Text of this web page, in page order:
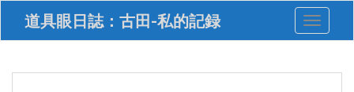
i
道具眼日誌：古田-私的記録 Toggle